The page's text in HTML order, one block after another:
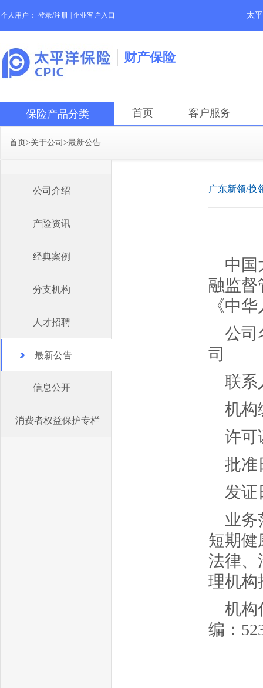
个人用户： 登录/注册 企业客户入口 太
财产保险
保险产品分类 首页 客户服务
首页>关于公司 >最新公告
公司介绍
产险资讯
经典案例
分支机构
人才招聘
最新公告
信息公开
消费者权益保护专栏
广东新领/换
中国
融监督
《中
公司
司
联系
机构
许可
批准
发证
业务
短期健
法律、
理机构
机构
编：